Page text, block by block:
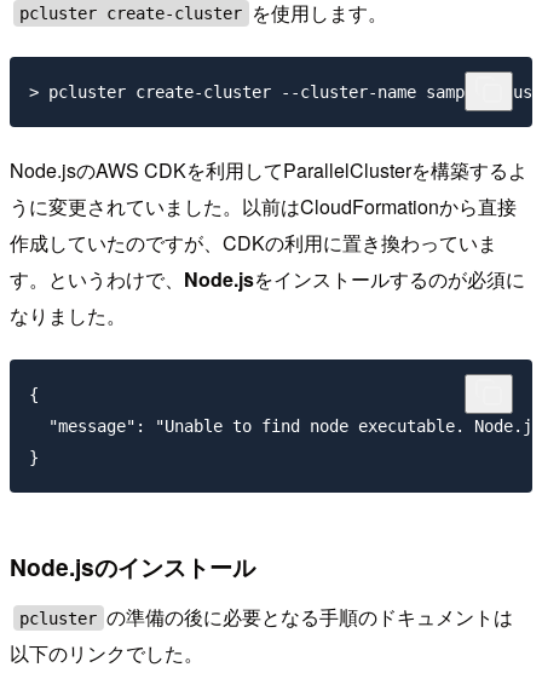
pcluster create-cluster を使用します。
Node.jsのAWS CDKを利用してParallelClusterを構築するよ
うに変更されていました。以前はCloudFormationから直接
作成していたのですが、CDKの利用に置き換わっていま
す。というわけで、 Node.jsをインストールするのが必須に
なりました。
{
"message": "Unable to find node executable.
Node.jsのインストール
pcluster の準備の後に必要となる手順のドキュメントは
以下のリンクでした。